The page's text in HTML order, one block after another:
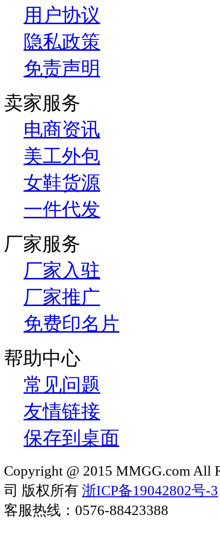
用户协议
隐私政策
免责声明
卖家服务
电商资讯
美工外包
女鞋货源
一件代发
厂家服务
厂家入驻
厂家推广
免费印名片
帮助中心
常见问题
友情链接
保存到桌面
Copyright @ 2015 MMGG.com All
司 版权所有 浙ICP备19042802号-3
客服热线：0576-88423388